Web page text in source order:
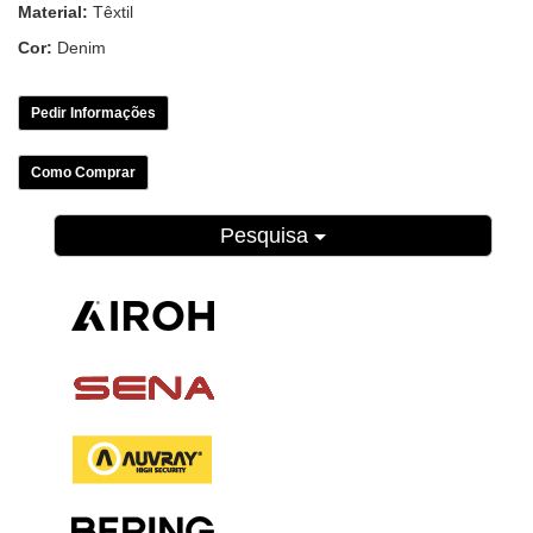
Material: Têxtil
Cor: Denim
Pedir Informações
Como Comprar
Pesquisa